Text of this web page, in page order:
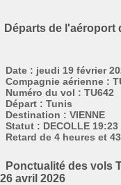
Départs de l'aéroport
Date : jeudi 19 février
Compagnie aérienne :
Numéro du vol : TU642
Départ : Tunis
Destination : VIENNE
Statut : DECOLLE 19:23
Retard de 4 heures et
Ponctualité des vols
26 avril 2026